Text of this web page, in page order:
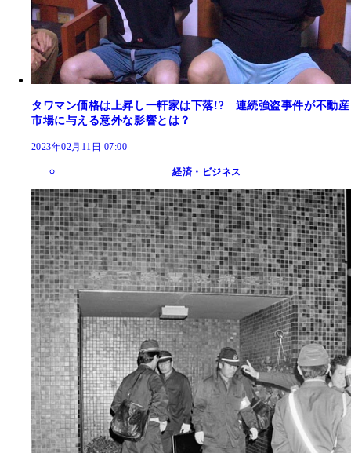
タワマン価格は上昇し一軒家は下落!? 連続強盗事件が不動産
市場に与える意外な影響とは？
2023年02月11日 07:00
経済・ビジネス